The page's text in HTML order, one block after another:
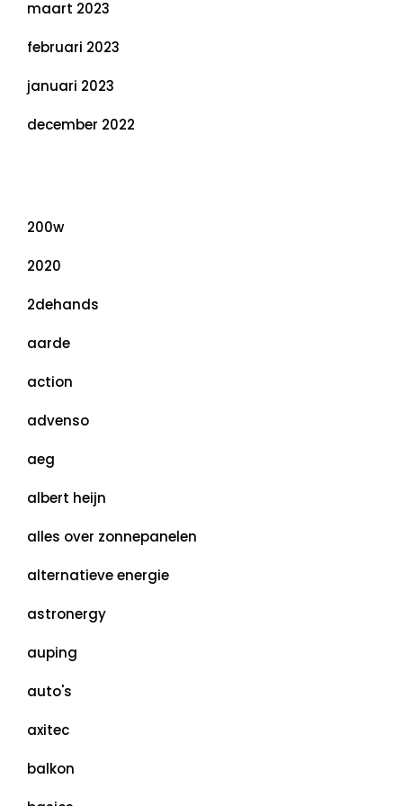
maart 2023
februari 2023
januari 2023
december 2022
200w
2020
2dehands
aarde
action
advenso
aeg
albert heijn
alles over zonnepanelen
alternatieve energie
astronergy
auping
auto's
axitec
balkon